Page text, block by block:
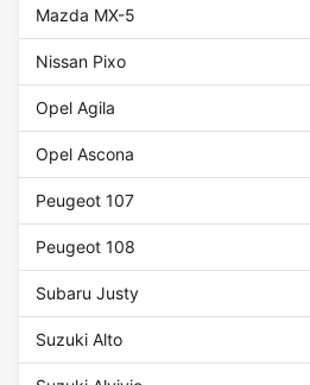
Mazda MX-5
Nissan Pixo
Opel Agila
Opel Ascona
Peugeot 107
Peugeot 108
Subaru Justy
Suzuki Alto